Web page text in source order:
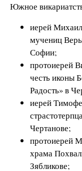
Южное
иерей
мучениц
Софии;
протоиерей
честь иконы
Радость» в
иерей
Чертанове;
протоиерей
храма
Зябликове;